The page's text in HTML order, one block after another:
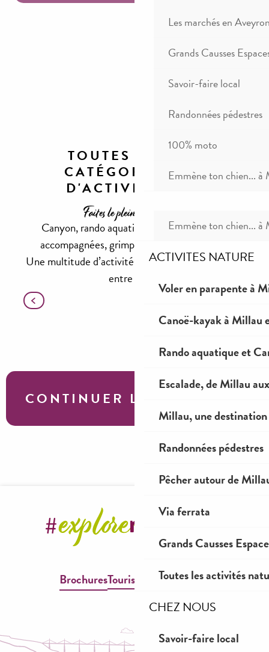
Les marchés en
Grands Causses
Savoir-faire local
Randonnées pédestres
100% moto
Emmène ton chien... à
Emmène ton chien... à
ACTIVITES NATURE
Voler en parapente à
Canoë-kayak à Millau
Rando aquatique et
Escalade, de Millau
Millau, une destination
Randonnées pédestres
Pêcher autour de
Via ferrata
Grands Causses
Toutes les activités
CHEZ NOUS
Savoir-faire local
TOUTES LES
CATÉGORIES
D'ACTIVITÉS
Faites le plein de sensations
Canyon, rando aquatique, descentes canoë
accompagnées, grimpe, saut à l’élastique, …
Une multitude d’activités à partager en famille ou
entre amis !
Canyon & rando-aqua
CONTINUER LA VISITE
BrochuresTourisme & Handicap